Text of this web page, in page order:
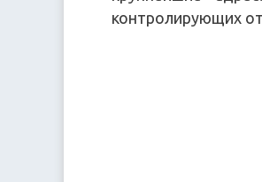
контролирующих